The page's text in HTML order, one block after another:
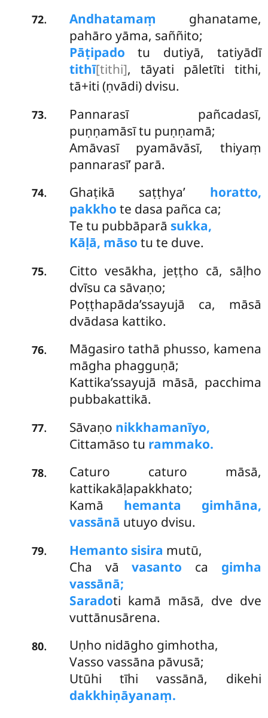
72. Andhatamaṃ ghanatame,
pahāro yāma, saññito;
Pāṭipado tu dutiyā, tatiyādī
tithī[tithi], tāyati pāletīti tithi,
tā+iti (ṇvādi) dvisu.
73.
Pannarasī pañcadasī,
puṇṇamāsī tu puṇṇamā;
Amāvasī pyamāvāsī, thiyaṃ
pannarasī’ parā.
74. Ghaṭikā saṭṭhya’ horatto,
pakkho te dasa pañca ca;
Te tu pubbāparā sukka,
Kāḷā, māso tu te duve.
75.
Citto vesākha, jeṭṭho cā, sāḷho
dvīsu ca sāvaṇo;
Poṭṭhapāda’ssayujā ca, māsā
dvādasa kattiko.
76.
Māgasiro tathā phusso, kamena
māgha phagguṇā;
Kattika’ssayujā māsā, pacchima
pubbakattikā.
77. Sāvaṇo nikkhamanīyo,
Cittamāso tu rammako.
78.
Caturo caturo māsā,
kattikakāḷapakkhato;
Kamā hemanta gimhāna,
vassānā utuyo dvisu.
79. Hemanto sisira mutū,
Cha vāvasanto ca gimha
vassānā;
Saradoti kamā māsā, dve dve
vuttānusārena.
80.
Uṇho nidāgho gimhotha,
Vasso vassāna pāvusā;
Utūhi tīhi vassānā, dikehi
dakkhiṇāyanaṃ.